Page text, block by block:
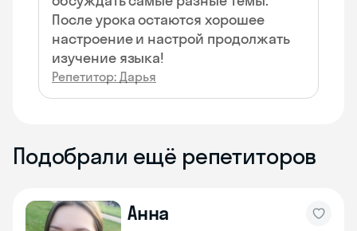
После урока остаются хорошее
настроение и настрой продолжать
изучение языка!
Репетитор: Дарья
Подобрали ещё репетиторов
Анна